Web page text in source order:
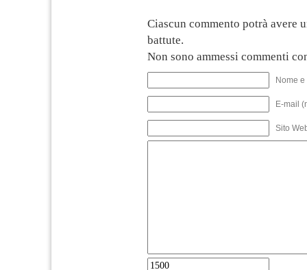
Ciascun commento potrà avere
battute.
Non sono ammessi commenti
Nome
E-mail
Sito